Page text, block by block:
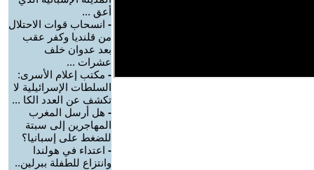
أعق ...
- انسحاب قوات الاحتلال
من قلنديا وكفر عقب
بعد عدوان خلف
عشرات ...
- مكتب إعلام الأسرى:
السلطات الإسرائيلية لا
تكشف عن العدد الكا ...
- هل أرسل المغرب
المهاجرين إلى سبتة
للضغط على إسبانيا؟
- اعتداء في هولندا
وانتزاع للطفلة ببرلين..